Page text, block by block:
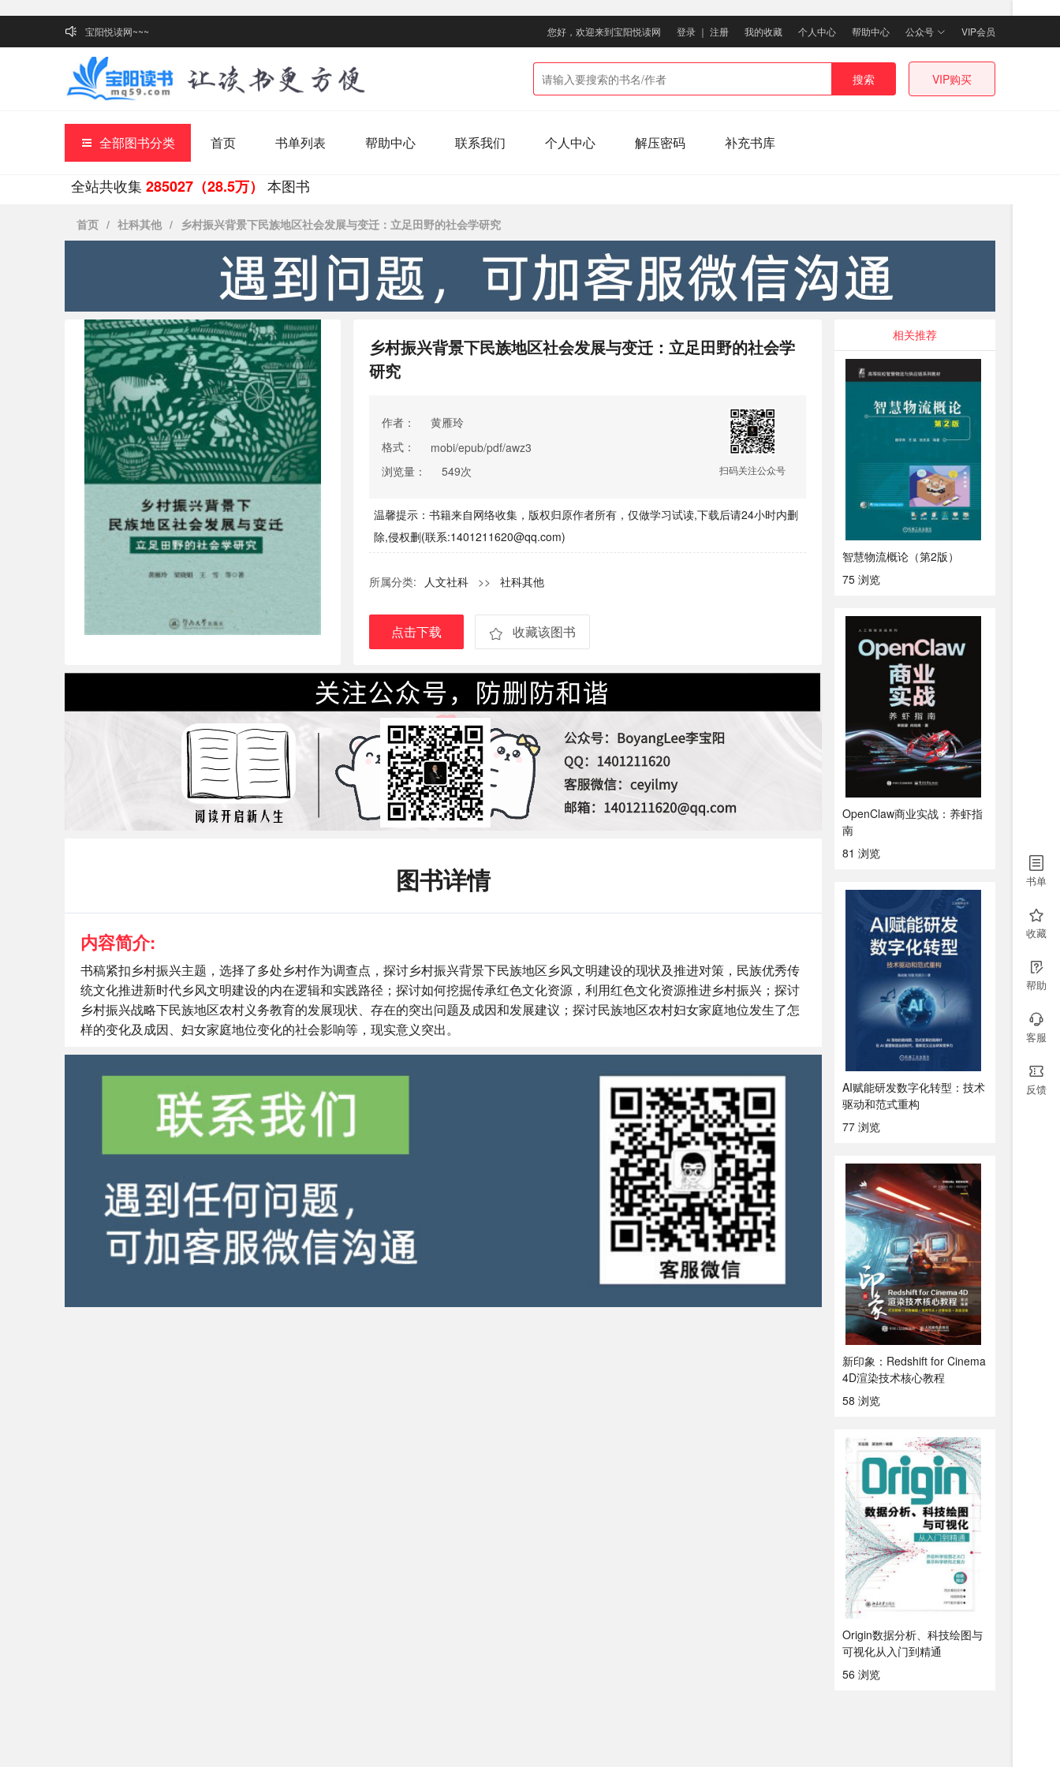
宝阳悦读网~~~ 您好，欢迎来到宝阳悦读网 登录 ｜ 注册 我的收藏 个人中心 帮助中心 公众号 VIP会员
搜索 VIP购买
全部图书分类 首页 书单列表 帮助中心 联系我们 个人中心 解压密码 补充书库
全站共收集285027（28.5万） 本图书
首页 / 社科其他 / 乡村振兴背景下民族地区社会发展与变迁：立足田野的社会学研究
乡村振兴背景下民族地区社会发展与变迁：立足田野的社会学
研究
作者：
黄雁玲
格式：
mobi/epub/pdf/awz3
浏览量：
549次 扫码关注公众号
温馨提示：书籍来自网络收集，版权归原作者所有，仅做学习试读,下载后请24小时内删
除,侵权删(联系:1401211620@qq.com)
所属分类: 人文社科 >> 社科其他
点击下载 收藏该图书
图书详情
内容简介:
书稿紧扣乡村振兴主题，选择了多处乡村作为调查点，探讨乡村振兴背景下民族地区乡风文明建设的现状及推进对策，民族优秀传
统文化推进新时代乡风文明建设的内在逻辑和实践路径；探讨如何挖掘传承红色文化资源，利用红色文化资源推进乡村振兴；探讨
乡村振兴战略下民族地区农村义务教育的发展现状、存在的突出问题及成因和发展建议；探讨民族地区农村妇女家庭地位发生了怎
样的变化及成因、妇女家庭地位变化的社会影响等，现实意义突出。
相关推荐
智慧物流概论（第2版）
75 浏览
OpenClaw商业实战：养虾指
南
81 浏览
AI赋能研发数字化转型：技术
驱动和范式重构
77 浏览
新印象：Redshift for Cinema
4D渲染技术核心教程
58 浏览
Origin数据分析、科技绘图与
可视化从入门到精通
56 浏览
书单
收藏
帮助
客服
反馈